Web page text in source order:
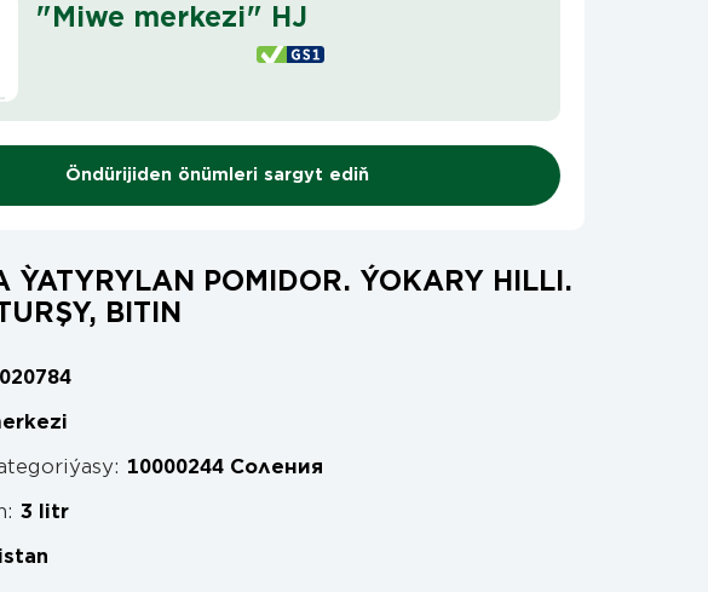
"Miwe merkezi" HJ
Öndürijiden önümleri sargyt ediň
ỲATYRYLAN POMIDOR. ÝOKARY HILLI.
BITIN
10000244 Соления
3 litr